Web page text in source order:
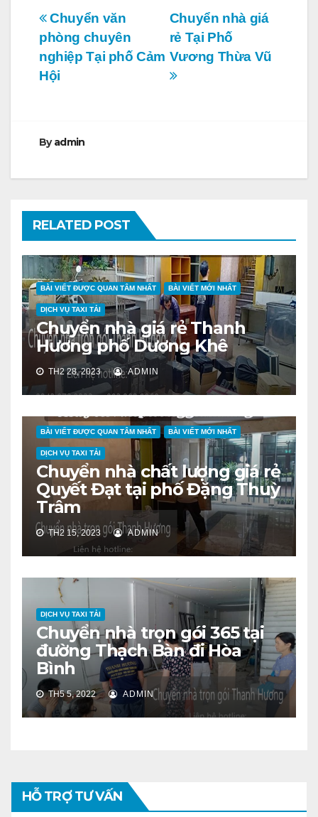
Điều
hướng
bài
Chuyển nhà giá
rẻ Tại Phố
Vương Thừa Vũ
Chuyển văn
phòng chuyên
nghiệp Tại phố Cảm
Hội
Byadmin
RELATED POST
BÀI VIẾT ĐƯỢC QUAN TÂM NHẤT BÀI VIẾT MỚI NHẤT
DỊCH VỤ TAXI TẢI
Chuyển nhà giá rẻ Thanh
Hương phố Dương Khê
TH2 28, 2023 ADMIN
BÀI VIẾT ĐƯỢC QUAN TÂM NHẤT BÀI VIẾT MỚI NHẤT
DỊCH VỤ TAXI TẢI
Chuyển nhà chất lượng giá rẻ
Quyết Đạt tại phố Đặng Thuỳ
Trâm
TH2 15, 2023 ADMIN
DỊCH VỤ TAXI TẢI
Chuyển nhà trọn gói 365 tại
đường Thạch Bàn đi Hòa
Bình
TH5 5, 2022 ADMIN
HỖ TRỢ TƯ VẤN